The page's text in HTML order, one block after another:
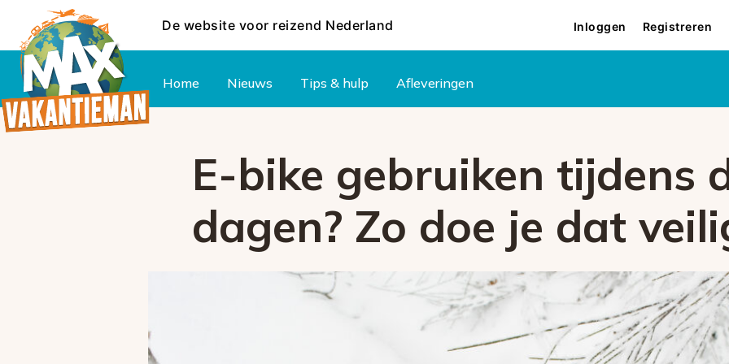
De website voor reizend Nederland Inloggen Registreren
Home Nieuws Tips & hulp Afleveringen
E-bike gebruiken tijdens
dagen? Zo doe je dat